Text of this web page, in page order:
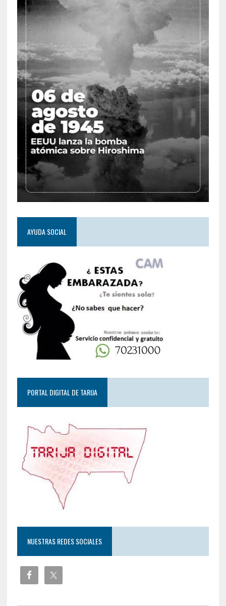
AYUDA SOCIAL
PORTAL DIGITAL DE TARIJA
NUESTRAS REDES SOCIALES